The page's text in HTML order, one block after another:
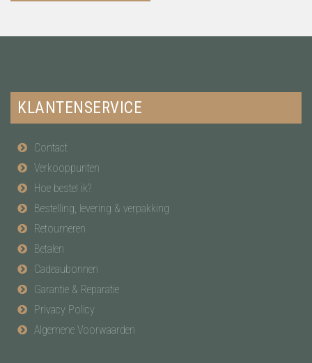
KLANTENSERVICE
Contact
Verkooppunten
Hoe bestel ik?
Bestelling, levering & verpakking
Retourneren
Betalen
Cadeaubonnen
Garantie & Reparatie
Privacy Policy
Algemene Voorwaarden